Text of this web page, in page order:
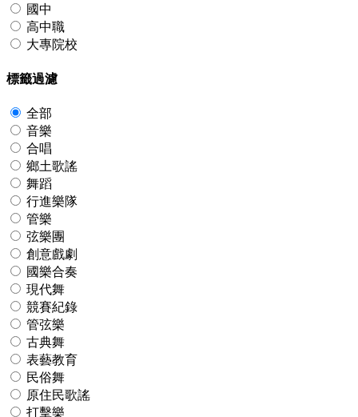
國中
高中職
大專院校
標籤過濾
全部
音樂
合唱
鄉土歌謠
舞蹈
行進樂隊
管樂
弦樂團
創意戲劇
國樂合奏
現代舞
競賽紀錄
管弦樂
古典舞
表藝教育
民俗舞
原住民歌謠
打擊樂